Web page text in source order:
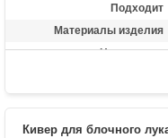
Подходит
Материалы изделия
Назначение
Кивер для блочного